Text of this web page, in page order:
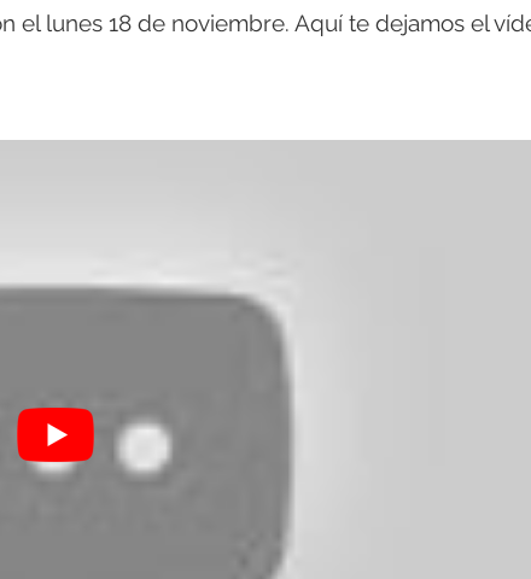
el lunes 18 de noviembre. Aquí te dejamos el